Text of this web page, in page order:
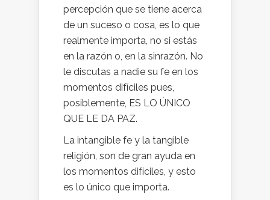
percepción que se tiene acerca
de un suceso o cosa, es lo que
realmente importa, no si estás
en la razón o, en la sinrazón. No
le discutas a nadie su fe en los
momentos difíciles pues,
posiblemente, ES LO ÚNICO
QUE LE DA PAZ.
La intangible fe y la tangible
religión, son de gran ayuda en
los momentos difíciles, y esto
es lo único que importa.